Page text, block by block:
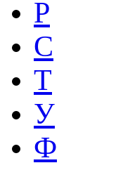
Р
С
Т
У
Ф